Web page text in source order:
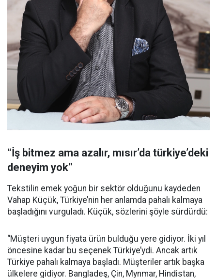
“İş bitmez ama azalır, mısır’da türkiye’deki
deneyim yok”
Tekstilin emek yoğun bir sektör olduğunu kaydeden
Vahap Küçük, Türkiye’nin her anlamda pahalı kalmaya
başladığını vurguladı. Küçük, sözlerini şöyle sürdürdü:
“Müşteri uygun fiyata ürün bulduğu yere gidiyor. İki yıl
öncesine kadar bu seçenek Türkiye’ydi. Ancak artık
Türkiye pahalı kalmaya başladı. Müşteriler artık başka
ülkelere gidiyor. Bangladeş, Çin, Mynmar, Hindistan,